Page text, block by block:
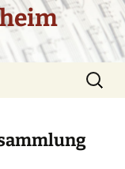
Suchen
nach: